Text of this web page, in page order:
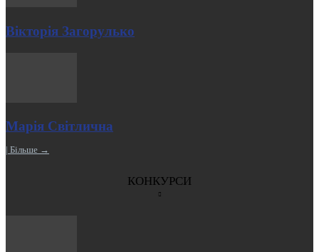
Вікторія Загорулько
Марія Світлична
| Більше →
КОНКУРСИ